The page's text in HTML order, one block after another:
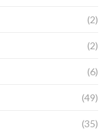
(2)
(2)
(6)
(49)
(35)